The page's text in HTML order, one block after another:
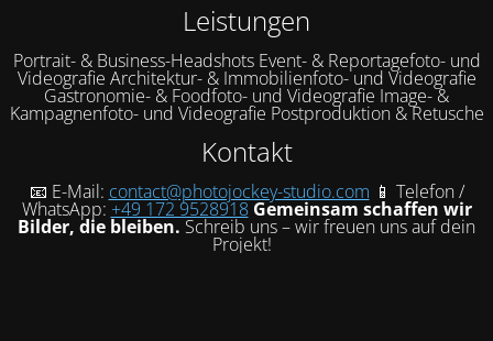
Leistungen
Portrait- & Business-Headshots Event- & Reportagefoto- und
Videografie Architektur- & Immobilienfoto- und Videografie
Gastronomie- & Foodfoto- und Videografie Image- &
Kampagnenfoto- und Videografie Postproduktion & Retusche
Kontakt
📧 E-Mail: contact@photojockey-studio.com 📱 Telefon /
WhatsApp: +49 172 9528918 Gemeinsam schaffen wir
Bilder, die bleiben. Schreib uns – wir freuen uns auf dein
Projekt!